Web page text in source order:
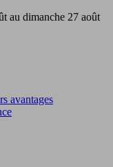
au dimanche 27 août
avantages